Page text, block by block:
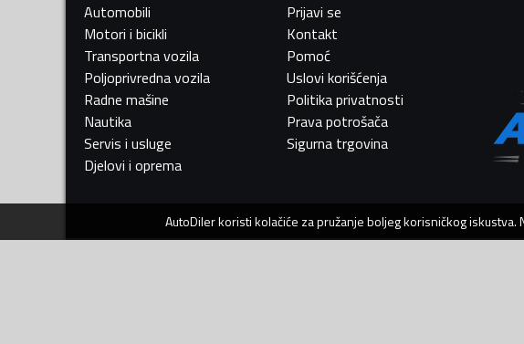
Automobili
Motori i bicikli
Transportna vozila
Poljoprivredna vozila
Radne mašine
Nautika
Servis i usluge
Djelovi i oprema
Prijavi se
Kontakt
Pomoć
Uslovi korišćenja
Politika privatnosti
Prava potrošača
Sigurna trgovina
AutoDilerkoristi kolačiće za pružanje boljeg korisničkog